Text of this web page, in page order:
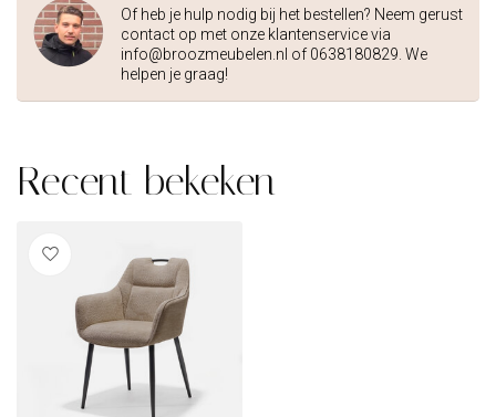
Of heb je hulp nodig bij het bestellen? Neem gerust
contact op met onze klantenservice via
info@broozmeubelen.nl of 0638180829. We
helpen je graag!
Recent bekeken